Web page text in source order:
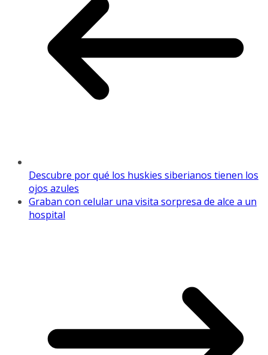
Descubre por qué los huskies siberianos tienen los
ojos azules
Graban con celular una visita sorpresa de alce a un
hospital